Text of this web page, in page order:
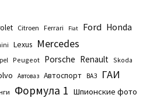
Citroen Ferrari Fiat Ford Honda
Lexus Mercedes
Peugeot Porsche Renault Skoda
Автоваз Автоспорт ВАЗ ГАИ
Формула 1 Шпионские фото